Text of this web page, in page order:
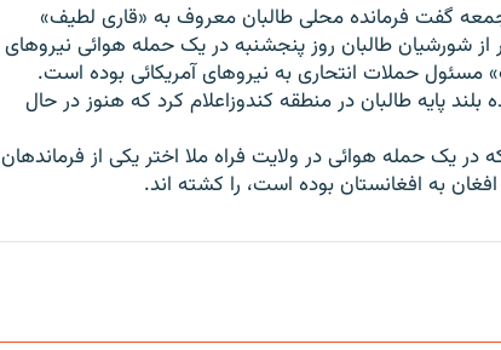
گفت فرمانده محلی طالبان معروف به «قاری لطيف»
شورشيان طالبان روز پنجشنبه در يک حمله هوائی نيروهای
حملات انتحاری به نيروهای آمريکائی بوده است.
بلند پايه طالبان در منطقه کندوزاعلام کرد که هنوز در حال
در يک حمله هوائی در ولايت فراه ملا اختر يکی از فرماندهان
به افغانستان بوده است، را کشته اند.